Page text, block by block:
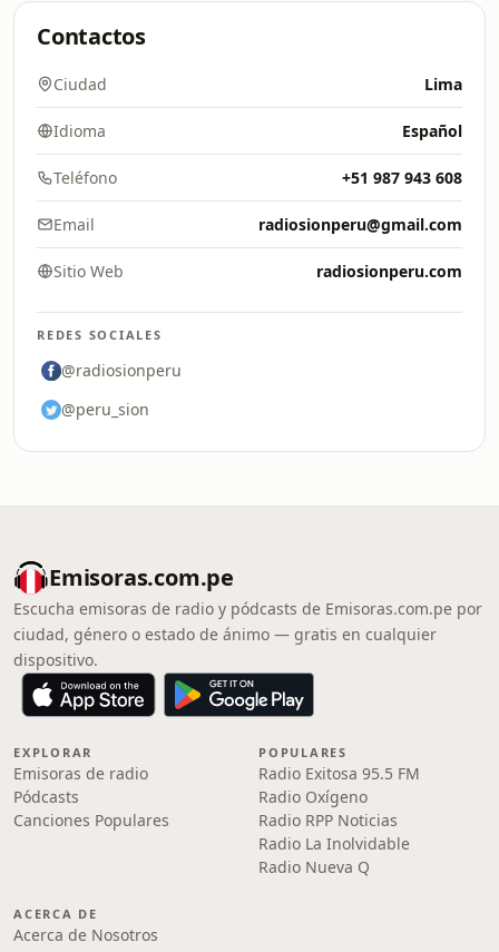
Contactos
Ciudad Lima
Idioma Español
Teléfono +51 987 943 608
Email radiosionperu@gmail.com
Sitio Web radiosionperu.com
REDES SOCIALES
@radiosionperu
@peru_sion
Emisoras.com.pe
Escucha emisoras de radio y pódcasts de Emisoras.com.pe por
ciudad, género o estado de ánimo — gratis en cualquier
dispositivo.
EXPLORAR
Emisoras de radio
Pódcasts
Canciones Populares
POPULARES
Radio Exitosa 95.5 FM
Radio Oxígeno
Radio RPP Noticias
Radio La Inolvidable
Radio Nueva Q
ACERCA DE
Acerca de Nosotros